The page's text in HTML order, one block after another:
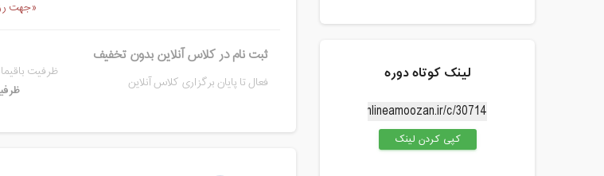
«جهت
ثبت نام در کلاس آنلاین بدون تخفیف
فعال تا پایان برگزاری کلاس آنلاین
ظرفیت لینک کوتاه دوره
کپی کردن لینک